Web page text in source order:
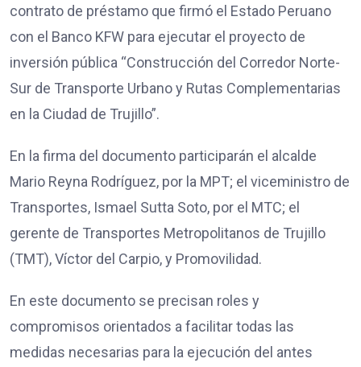
contrato de préstamo que firmó el Estado Peruano
con el Banco KFW para ejecutar el proyecto de
inversión pública “Construcción del Corredor Norte-
Sur de Transporte Urbano y Rutas Complementarias
en la Ciudad de Trujillo”.
En la firma del documento participarán el alcalde
Mario Reyna Rodríguez, por la MPT; el viceministro de
Transportes, Ismael Sutta Soto, por el MTC; el
gerente de Transportes Metropolitanos de Trujillo
(TMT), Víctor del Carpio, y Promovilidad.
En este documento se precisan roles y
compromisos orientados a facilitar todas las
medidas necesarias para la ejecución del antes